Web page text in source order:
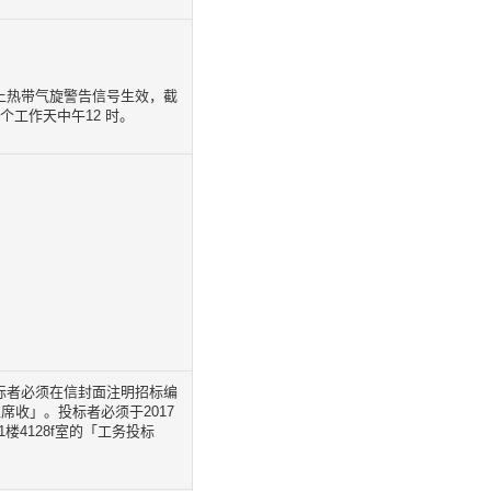
热带气旋警告信号生效，截
工作天中午12 时。
必须在信封面注明招标编
收」。投标者必须于2017
4128f室的「工务投标